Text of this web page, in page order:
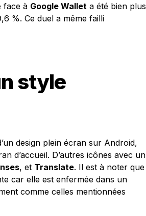
face à Google Wallet a été bien plus
%. Ce duel a même failli
style
design plein écran sur Android,
d’accueil. D’autres icônes avec un
, et Translate. Il est à noter que
car elle est enfermée dans un
comme celles mentionnées